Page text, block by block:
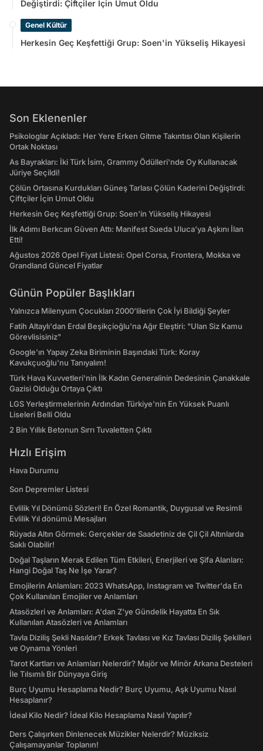
Değiştirdi: Çiftçiler İçin Umut Oldu
Genel Kültür
Herkesin Geç Keşfettiği Grup: Soen'in Yükseliş Hikayesi
Son Eklenenler
Psikologlar Açıkladı: Her Yere Erken Gitme Takıntısı Olan Kişilerin
Ortak Noktası
As Bayrakları: İki Türk İsim, Grammy Ödülleri'nde Oy Kullanacak
Jüriye Seçildi!
Çölün Ortasına Kurdukları Güneş Tarlası Çölün Kaderini Değiştirdi:
Çiftçiler İçin Umut Oldu
Herkesin Geç Keşfettiği Grup: Soen'in Yükseliş Hikayesi
İlk Adımı Berkcan Güven Attı: Manifest Sueda Uluca'ya Aşkını İlan
Etti!
Ağustos 2026 Opel Fiyat Listesi: Opel Corsa, Frontera, Mokka ve
Grandland Güncel Fiyatlar
Günün Popüler Başlıkları
Yalnızca Milenyum Çocukları 2000'lilerin Çok İyi Bildiği Şeyler
Fatih Altaylı'dan Erdal Beşikçioğlu'na Ağır Eleştiri: "Ulan Siz Kamu
Görevlisisiniz"
Google'ın Yapay Zeka Biriminin Başındaki Türk: Koray
Kavukçuoğlu'nu Tanıyalım!
Türk Hava Kuvvetleri'nin İlk Kadın Generalinin Dedesinin Çanakkale
Gazisi Olduğu Ortaya Çıktı
LGS Yerleştirmelerinin Ardından Türkiye'nin En Yüksek Puanlı
Liseleri Belli Oldu
2 Bin Yıllık Betonun Sırrı Tuvaletten Çıktı
Hızlı Erişim
Hava Durumu
Son Depremler Listesi
Evlilik Yıl Dönümü Sözleri! En Özel Romantik, Duygusal ve Resimli
Evlilik Yıl dönümü Mesajları
Rüyada Altın Görmek: Gerçekler de Saadetiniz de Çil Çil Altınlarda
Saklı Olabilir!
Doğal Taşların Merak Edilen Tüm Etkileri, Enerjileri ve Şifa Alanları:
Hangi Doğal Taş Ne İşe Yarar?
Emojilerin Anlamları: 2023 WhatsApp, Instagram ve Twitter'da En
Çok Kullanılan Emojiler ve Anlamları
Atasözleri ve Anlamları: A'dan Z'ye Gündelik Hayatta En Sık
Kullanılan Atasözleri ve Anlamları
Tavla Diziliş Şekli Nasıldır? Erkek Tavlası ve Kız Tavlası Diziliş Şekilleri
ve Oynama Yönleri
Tarot Kartları ve Anlamları Nelerdir? Majör ve Minör Arkana Desteleri
İle Tılsımlı Bir Dünyaya Giriş
Burç Uyumu Hesaplama Nedir? Burç Uyumu, Aşk Uyumu Nasıl
Hesaplanır?
İdeal Kilo Nedir? İdeal Kilo Hesaplama Nasıl Yapılır?
Ders Çalışırken Dinlenecek Müzikler Nelerdir? Müziksiz
Çalışamayanlar Toplanın!